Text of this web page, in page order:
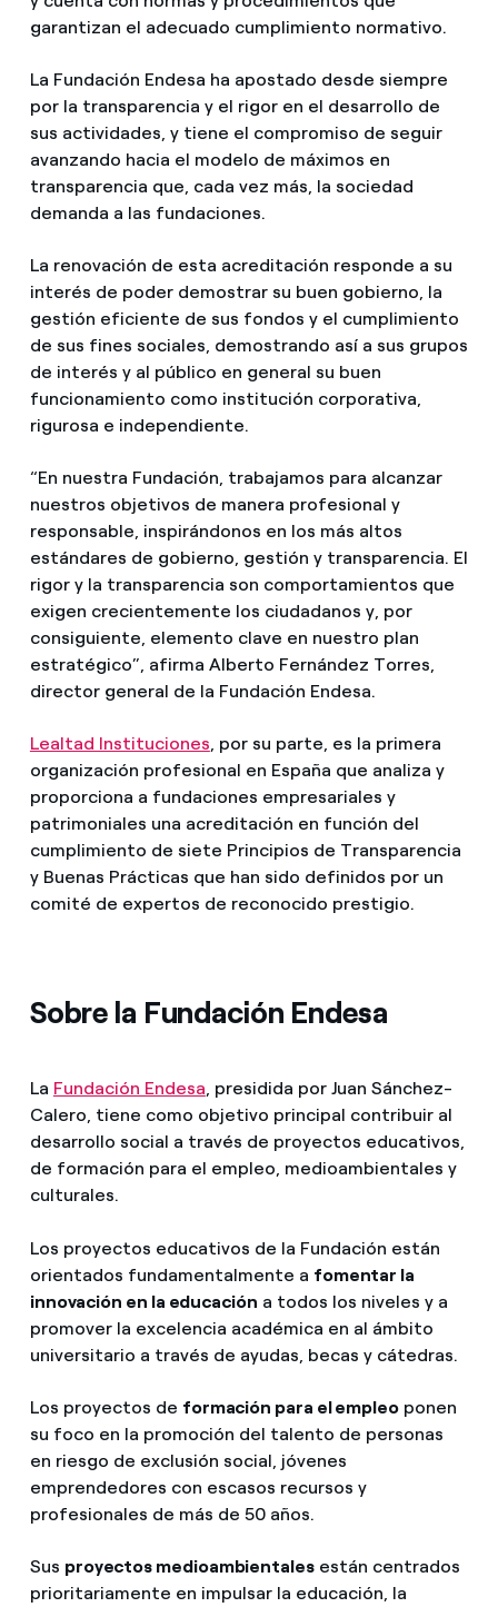
garantizan el adecuado cumplimiento normativo.
La Fundación Endesa ha apostado desde siempre
por la transparencia y el rigor en el desarrollo de
sus actividades, y tiene el compromiso de seguir
avanzando hacia el modelo de máximos en
transparencia que, cada vez más, la sociedad
demanda a las fundaciones.
La renovación de esta acreditación responde a su
interés de poder demostrar su buen gobierno, la
gestión eficiente de sus fondos y el cumplimiento
de sus fines sociales, demostrando así a sus grupos
de interés y al público en general su buen
funcionamiento como institución corporativa,
rigurosa e independiente.
“En nuestra Fundación, trabajamos para alcanzar
nuestros objetivos de manera profesional y
responsable, inspirándonos en los más altos
estándares de gobierno, gestión y transparencia. El
rigor y la transparencia son comportamientos que
exigen crecientemente los ciudadanos y, por
consiguiente, elemento clave en nuestro plan
estratégico”, afirma Alberto Fernández Torres,
director general de la Fundación Endesa.
Lealtad Instituciones, por su parte, es la primera
organización profesional en España que analiza y
proporciona a fundaciones empresariales y
patrimoniales una acreditación en función del
cumplimiento de siete Principios de Transparencia
y Buenas Prácticas que han sido definidos por un
comité de expertos de reconocido prestigio.
Sobre la Fundación Endesa
La Fundación Endesa, presidida por Juan Sánchez-
Calero, tiene como objetivo principal contribuir al
desarrollo social a través de proyectos educativos,
de formación para el empleo, medioambientales y
culturales.
Los proyectos educativos de la Fundación están
orientados fundamentalmente a fomentar la
innovación en la educación a todos los niveles y a
promover la excelencia académica en al ámbito
universitario a través de ayudas, becas y cátedras.
Los proyectos de formación para el empleoponen
su foco en la promoción del talento de personas
en riesgo de exclusión social, jóvenes
emprendedores con escasos recursos y
profesionales de más de 50 años.
Sus proyectos medioambientalesestán centrados
prioritariamente en impulsar la educación, la